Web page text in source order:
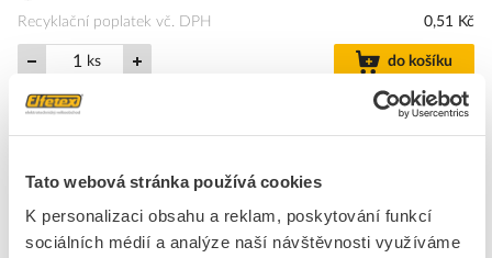
Tato webová stránka používá cookies
K personalizaci obsahu a reklam, poskytování funkcí
sociálních médií a analýze naší návštěvnosti využíváme
Recyklační poplatek vč. DPH 0,51 Kč
ks do košíku
Přibližný termín dodání není znám. Po objednání Vám jej upřesníme.